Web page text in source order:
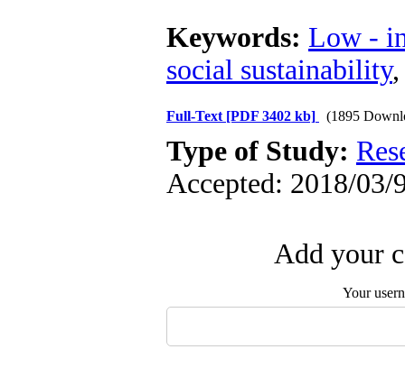
Keywords: Low -
social sustainability
Full-Text [PDF 3402 kb] (1895
Type of Study:
Accepted: 2018/03/
Add your
Your